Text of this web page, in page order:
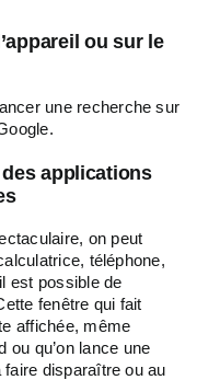
ou sur le
une recherche sur
applications
on peut
téléphone,
est possible de
fenêtre qui fait
affichée, même
ou qu’on lance une
disparaître ou au